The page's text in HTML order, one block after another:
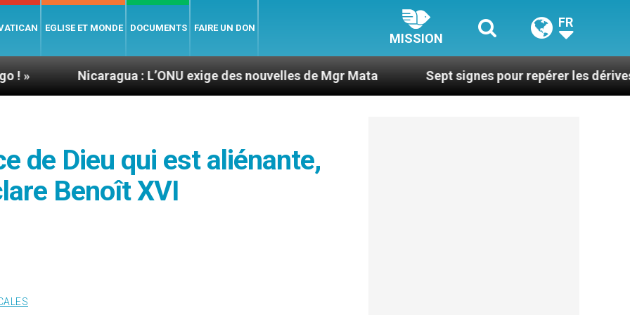
EGLISE ET MONDE DOCUMENTS FAIRE UN DON
MISSION
FR
Nicaragua : L’ONU exige des nouvelles de Mgr Mata Sept signes pour repérer les dérives
de Dieu qui est aliénante,
Benoît XVI